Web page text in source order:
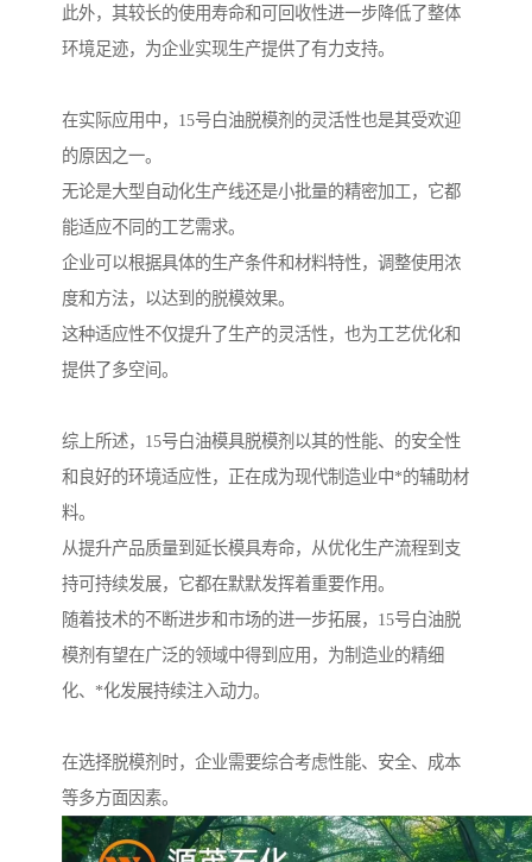
此外，其较长的使用寿命和可回收性进一步降低了整体
环境足迹，为企业实现生产提供了有力支持。
在实际应用中，15号白油脱模剂的灵活性也是其受欢迎
的原因之一。
无论是大型自动化生产线还是小批量的精密加工，它都
能适应不同的工艺需求。
企业可以根据具体的生产条件和材料特性，调整使用浓
度和方法，以达到的脱模效果。
这种适应性不仅提升了生产的灵活性，也为工艺优化和
提供了多空间。
综上所述，15号白油模具脱模剂以其的性能、的安全性
和良好的环境适应性，正在成为现代制造业中*的辅助材
料。
从提升产品质量到延长模具寿命，从优化生产流程到支
持可持续发展，它都在默默发挥着重要作用。
随着技术的不断进步和市场的进一步拓展，15号白油脱
模剂有望在广泛的领域中得到应用，为制造业的精细
化、*化发展持续注入动力。
在选择脱模剂时，企业需要综合考虑性能、安全、成本
等多方面因素。